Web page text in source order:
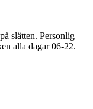
slätten. Personlig
alla dagar 06-22.